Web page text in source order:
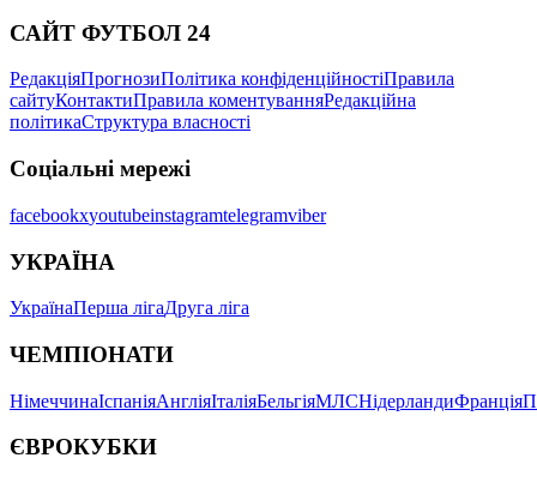
САЙТ ФУТБОЛ 24
РедакціяПрогнозиПолітика конфіденційностіПравила
сайтуКонтактиПравила коментуванняРедакційна
політикаСтруктура власності
Соціальні мережі
facebookxyoutubeinstagramtelegramviber
УКРАЇНА
УкраїнаПерша лігаДруга ліга
ЧЕМПІОНАТИ
НімеччинаІспаніяАнгліяІталіяБельгіяМЛСНідерландиФранція
ЄВРОКУБКИ